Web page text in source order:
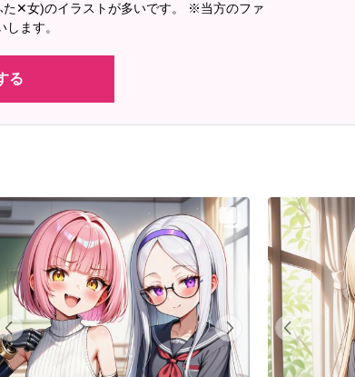
負けたんだから。」
✕女)のイラストが多いです。 ※当方のファ
ます。
る